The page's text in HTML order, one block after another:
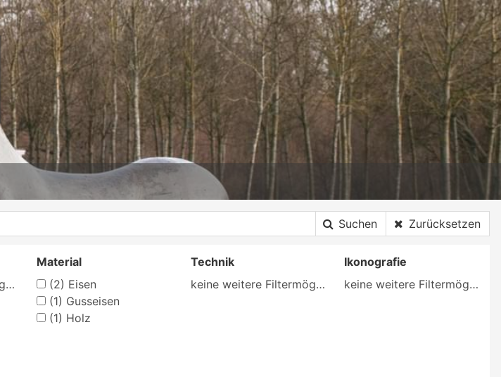
Suchen Zurücksetzen
Material
(2) Eisen
(1) Gusseisen
(1) Holz
Technik
keine weitere Filtermöglichkeit
Ikonografie
keine weitere Filtermöglichkeit